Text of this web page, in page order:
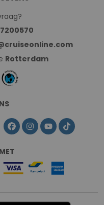
Rotterdam